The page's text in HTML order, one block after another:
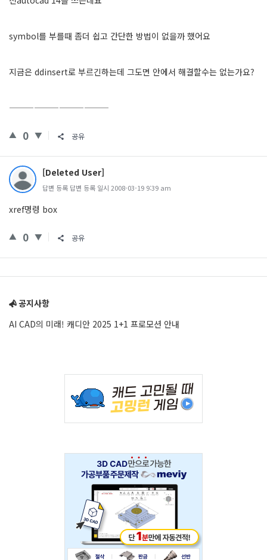
symbol를 부를때 좀더 쉽고 간단한 방법이 없을까 했어요
지금은 ddinsert로 부르긴하는데 그도면 안에서 해결할수는 없는가요?
————————————
0 공유
[Deleted User]
답변 등록 답변 등록 일시 2008-03-19 9:39 am
xref명령 box
0 공유
공지사항
AI CAD의 미래! 캐디안 2025 1+1 프로모션 안내